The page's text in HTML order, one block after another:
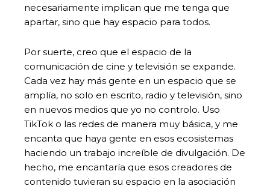
necesariamente implican que me tenga que
apartar, sino que hay espacio para todos.
Por suerte, creo que el espacio de la
comunicación de cine y televisión se expande.
Cada vez hay más gente en un espacio que se
amplía, no solo en escrito, radio y televisión, sino
en nuevos medios que yo no controlo. Uso
TikTok o las redes de manera muy básica, y me
encanta que haya gente en esos ecosistemas
haciendo un trabajo increíble de divulgación. De
hecho, me encantaría que esos creadores de
contenido tuvieran su espacio en la asociación